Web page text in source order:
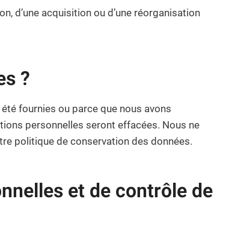
d’une acquisition ou d’une réorganisation
?
fournies ou parce que nous avons
personnelles seront effacées. Nous ne
politique de conservation des données.
et de contrôle de